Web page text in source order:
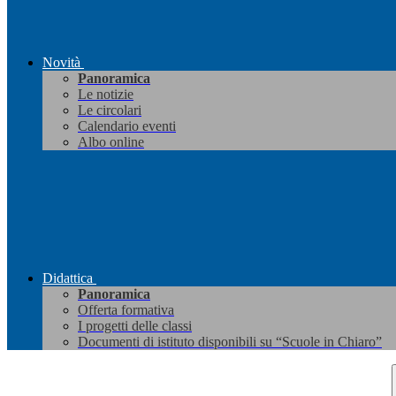
Novità
Panoramica
Le notizie
Le circolari
Calendario eventi
Albo online
Didattica
Panoramica
Offerta formativa
I progetti delle classi
Documenti di istituto disponibili su “Scuole in Chiaro”